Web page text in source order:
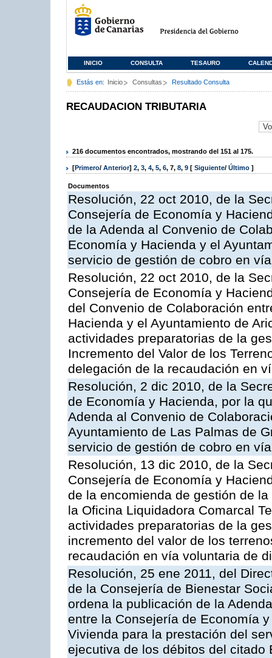
INICIO CONSULTA TESAURO
Estás en: Inicio Consultas Resultado Consulta
RECAUDACION TRIBUTARIA
216 documentos encontrados, mostrando del 151 al 175.
[Primero/ Anterior] 2, 3, 4, 5, 6, 7, 8, 9 [ Siguiente/ Último ]
Documentos
Resolución, 22 oct 2010, de la
Consejería de Economía y
de la Adenda al Convenio de
Economía y Hacienda y el
servicio de gestión de cobro en
Resolución, 22 oct 2010, de la
Consejería de Economía y
del Convenio de Colaboración
Hacienda y el Ayuntamiento de
actividades preparatorias de la
Incremento del Valor de los
delegación de la recaudación en
Resolución, 2 dic 2010, de la
de Economía y Hacienda, por la
Adenda al Convenio de
Ayuntamiento de Las Palmas de
servicio de gestión de cobro en
Resolución, 13 dic 2010, de la
Consejería de Economía y
de la encomienda de gestión de
la Oficina Liquidadora Comarcal
actividades preparatorias de la
incremento del valor de los
recaudación en vía voluntaria de
Resolución, 25 ene 2011, del
de la Consejería de Bienestar
ordena la publicación de la
entre la Consejería de Economía
Vivienda para la prestación del
ejecutiva de los débitos del citado